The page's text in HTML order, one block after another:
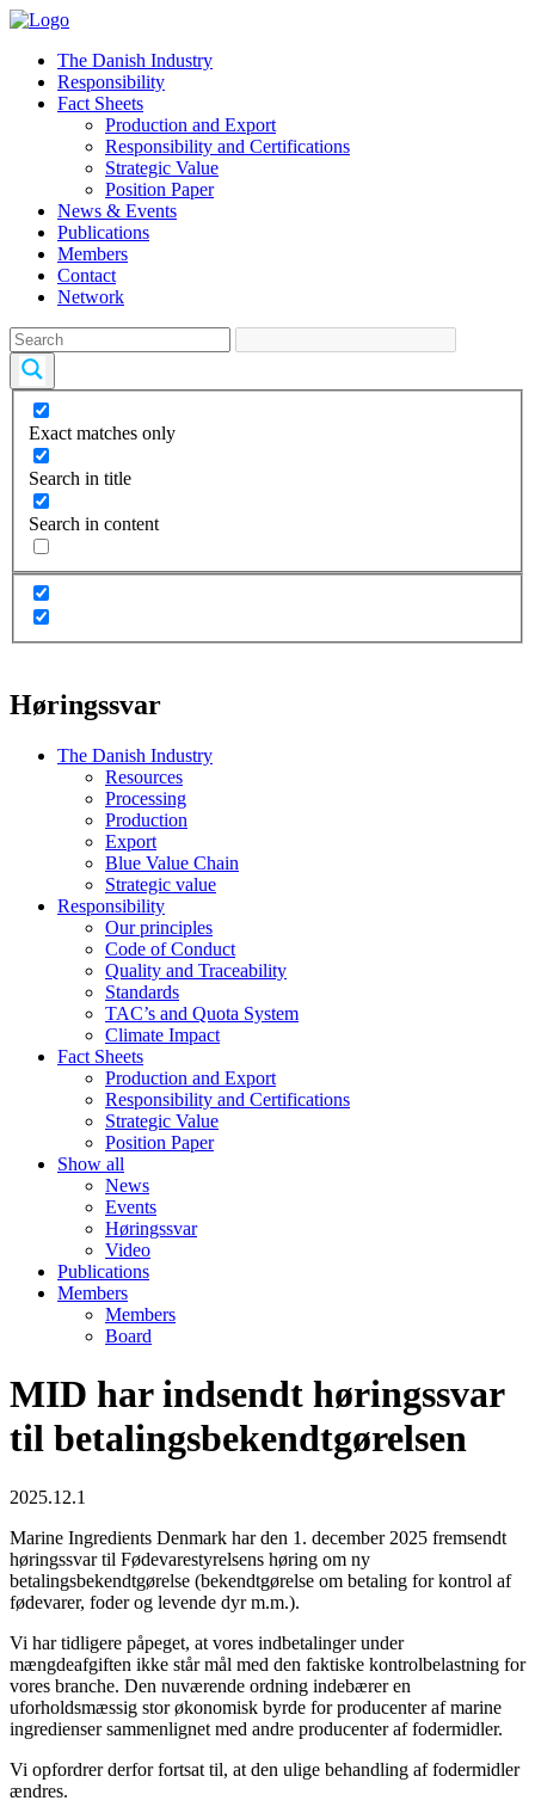
The Danish Industry
Responsibility
Fact Sheets
Production and Export
Responsibility and Certifications
Strategic Value
Position Paper
News & Events
Publications
Members
Contact
Network
Exact matches only
Search in title
Search in content
Høringssvar
The Danish Industry
Resources
Processing
Production
Export
Blue Value Chain
Strategic value
Responsibility
Our principles
Code of Conduct
Quality and Traceability
Standards
TAC’s and Quota System
Climate Impact
Fact Sheets
Production and Export
Responsibility and Certifications
Strategic Value
Position Paper
Show all
News
Events
Høringssvar
Video
Publications
Members
Members
Board
MID har indsendt høringssvar
til betalingsbekendtgørelsen
2025.12.1
Marine Ingredients Denmark har den 1. december 2025 fremsendt
høringssvar til Fødevarestyrelsens høring om ny
betalingsbekendtgørelse (bekendtgørelse om betaling for kontrol af
fødevarer, foder og levende dyr m.m.).
Vi har tidligere påpeget, at vores indbetalinger under
mængdeafgiften ikke står mål med den faktiske kontrolbelastning for
vores branche. Den nuværende ordning indebærer en
uforholdsmæssig stor økonomisk byrde for producenter af marine
ingredienser sammenlignet med andre producenter af fodermidler.
Vi opfordrer derfor fortsat til, at den ulige behandling af fodermidler
ændres.